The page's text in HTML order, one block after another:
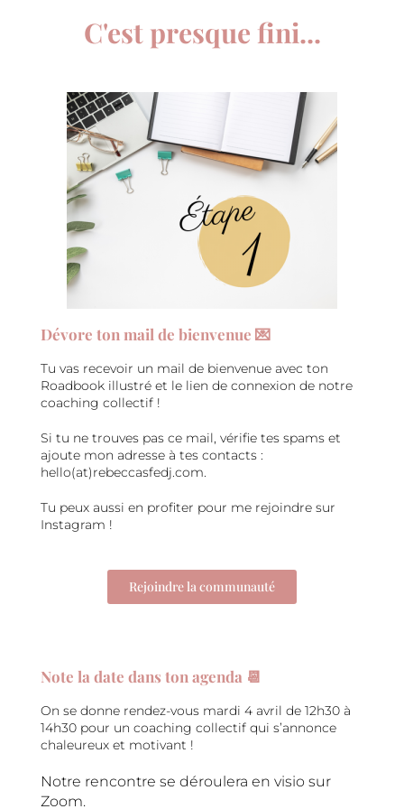
C'est presque fini...
Dévore ton mail de bienvenue 💌
Tu vas recevoir un mail de bienvenue avec ton
Roadbook illustré et le lien de connexion de notre
coaching collectif !
Si tu ne trouves pas ce mail, vérifie tes spams et
ajoute mon adresse à tes contacts :
hello(at)rebeccasfedj.com.
Tu peux aussi en profiter pour me rejoindre sur
Instagram !
Rejoindre la communauté
Note la date dans ton agenda 📆
On se donne rendez-vous mardi 4 avril de 12h30 à
14h30 pour un coaching collectif qui s’annonce
chaleureux et motivant !
Notre rencontre se déroulera en visio sur
Zoom.